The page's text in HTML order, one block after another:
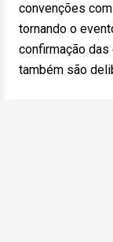
convenções
tornando o
confirmação
também são